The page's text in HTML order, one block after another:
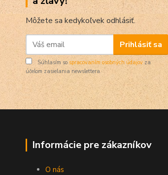
Môžete sa kedykoľvek odhlásiť.
Prihlásiť sa
Súhlasím sospracovaním osobných údajovza
účelom zasielania newslettera.
Informácie pre zákazníkov
O nás